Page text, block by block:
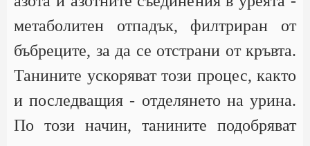
метаболитен отпадък, филтриран от
бъбреците, за да се отстрани от кръвта.
Танините ускоряват този процес, както
и последващия - отделянето на урина.
По този начин, танините подобряват